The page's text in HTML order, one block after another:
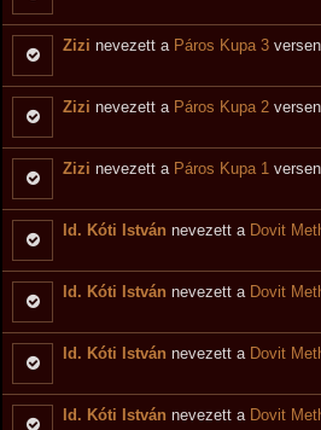
Zizi nevezett a Páros Kupa 3
Zizi nevezett a Páros Kupa 2
Zizi nevezett a Páros Kupa 1
Id. Kóti István nevezett a Dovit
Id. Kóti István nevezett a Dovit
Id. Kóti István nevezett a Dovit
Id. Kóti István nevezett a Dovit